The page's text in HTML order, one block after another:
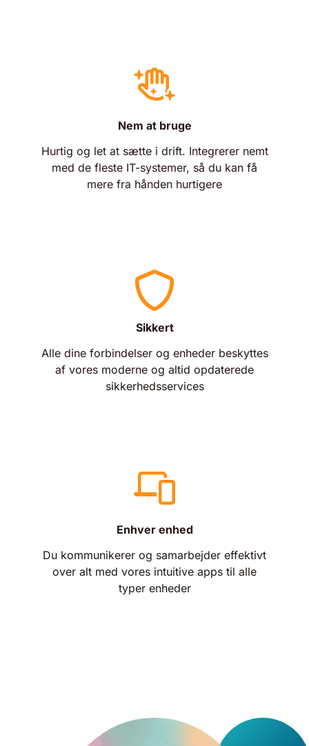
Nem at bruge
Hurtig og let at sætte i drift. Integrerer nemt
med de fleste IT-systemer, så du kan få
mere fra hånden hurtigere
Sikkert
Alle dine forbindelser og enheder beskyttes
af vores moderne og altid opdaterede
sikkerhedsservices
Enhver enhed
Du kommunikerer og samarbejder effektivt
over alt med vores intuitive apps til alle
typer enheder